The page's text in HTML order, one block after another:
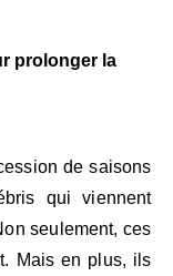
prolonger la
de saisons
qui viennent
seulement, ces
Mais en plus, ils